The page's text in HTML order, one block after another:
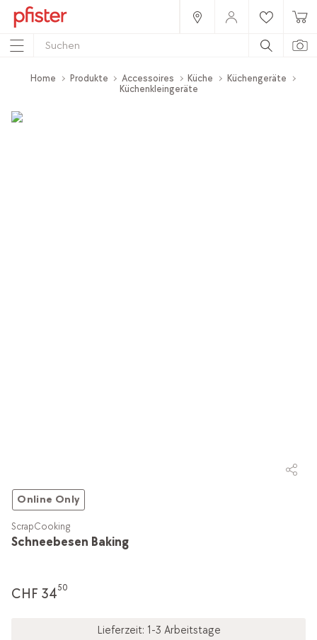
Home Produkte Accessoires Küche
Küchengeräte
Küchenkleingeräte
Online Only
Schneebesen Baking
ScrapCooking
CHF 3450
Lieferzeit: 1-3 Arbeitstage